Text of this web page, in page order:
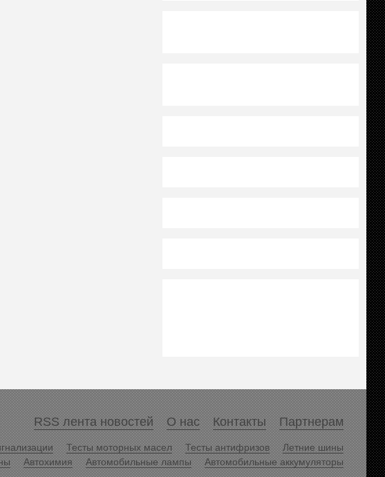
RSS лента новостей О нас Контакты Партнерам
Тесты моторных масел Тесты антифризов
Летние шины
Автохимия Автомобильные лампы Автомобильные аккумуляторы